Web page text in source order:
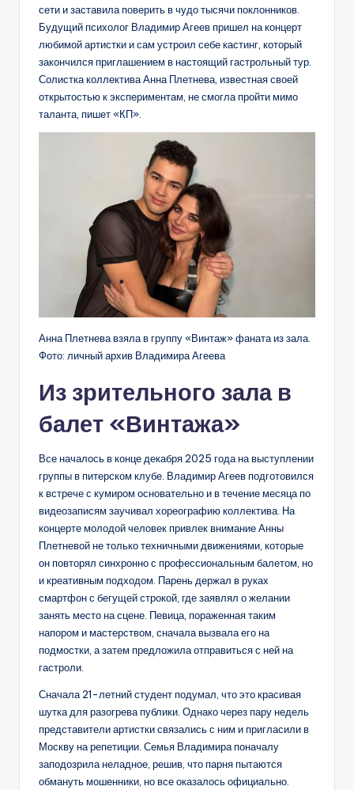
сети и заставила поверить в чудо тысячи поклонников.
Будущий психолог Владимир Агеев пришел на концерт
любимой артистки и сам устроил себе кастинг, который
закончился приглашением в настоящий гастрольный тур.
Солистка коллектива Анна Плетнева, известная своей
открытостью к экспериментам, не смогла пройти мимо
таланта, пишет «КП».
Анна Плетнева взяла в группу «Винтаж» фаната из зала.
Фото: личный архив Владимира Агеева
Из зрительного зала в
балет «Винтажа»
Все началось в конце декабря 2025 года на выступлении
группы в питерском клубе. Владимир Агеев подготовился
к встрече с кумиром основательно и в течение месяца по
видеозаписям заучивал хореографию коллектива. На
концерте молодой человек привлек внимание Анны
Плетневой не только техничными движениями, которые
он повторял синхронно с профессиональным балетом, но
и креативным подходом. Парень держал в руках
смартфон с бегущей строкой, где заявлял о желании
занять место на сцене. Певица, пораженная таким
напором и мастерством, сначала вызвала его на
подмостки, а затем предложила отправиться с ней на
гастроли.
Сначала 21-летний студент подумал, что это красивая
шутка для разогрева публики. Однако через пару недель
представители артистки связались с ним и пригласили в
Москву на репетиции. Семья Владимира поначалу
заподозрила неладное, решив, что парня пытаются
обмануть мошенники, но все оказалось официально.